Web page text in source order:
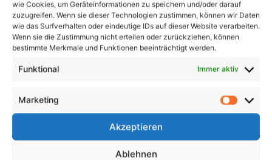
wie Cookies, um Geräteinformationen zu speichern und/oder darauf
zuzugreifen. Wenn sie dieser Technologien zustimmen, können wir Daten
wie das Surfverhalten oder eindeutige IDs auf dieser Website verarbeiten.
Wenn sie die Zustimmung nicht erteilen oder zurückziehen, können
bestimmte Merkmale und Funktionen beeinträchtigt werden.
Funktional Immer aktiv
Marketing
Akzeptieren
Ablehnen
Das Testen und Inspizieren tragbarer Geräte im
Brückenbau ist für die Gewährleistung der Sicherheit,
Konformität, Zuverlässigkeit und Langlebigkeit der
Geräte von entscheidender Bedeutung. Durch die
Befolgung eines gründlichen Test- und
Unfälle verhindern, Vorschriften einhalten und die
Effizienz ihres Betriebs aufrechterhalten.
FAQs